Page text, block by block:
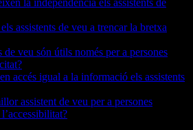
assistents de veu a trencar la bretxa
de veu són útils només per a persones
accés igual a la informació els assistents
assistent de veu per a persones